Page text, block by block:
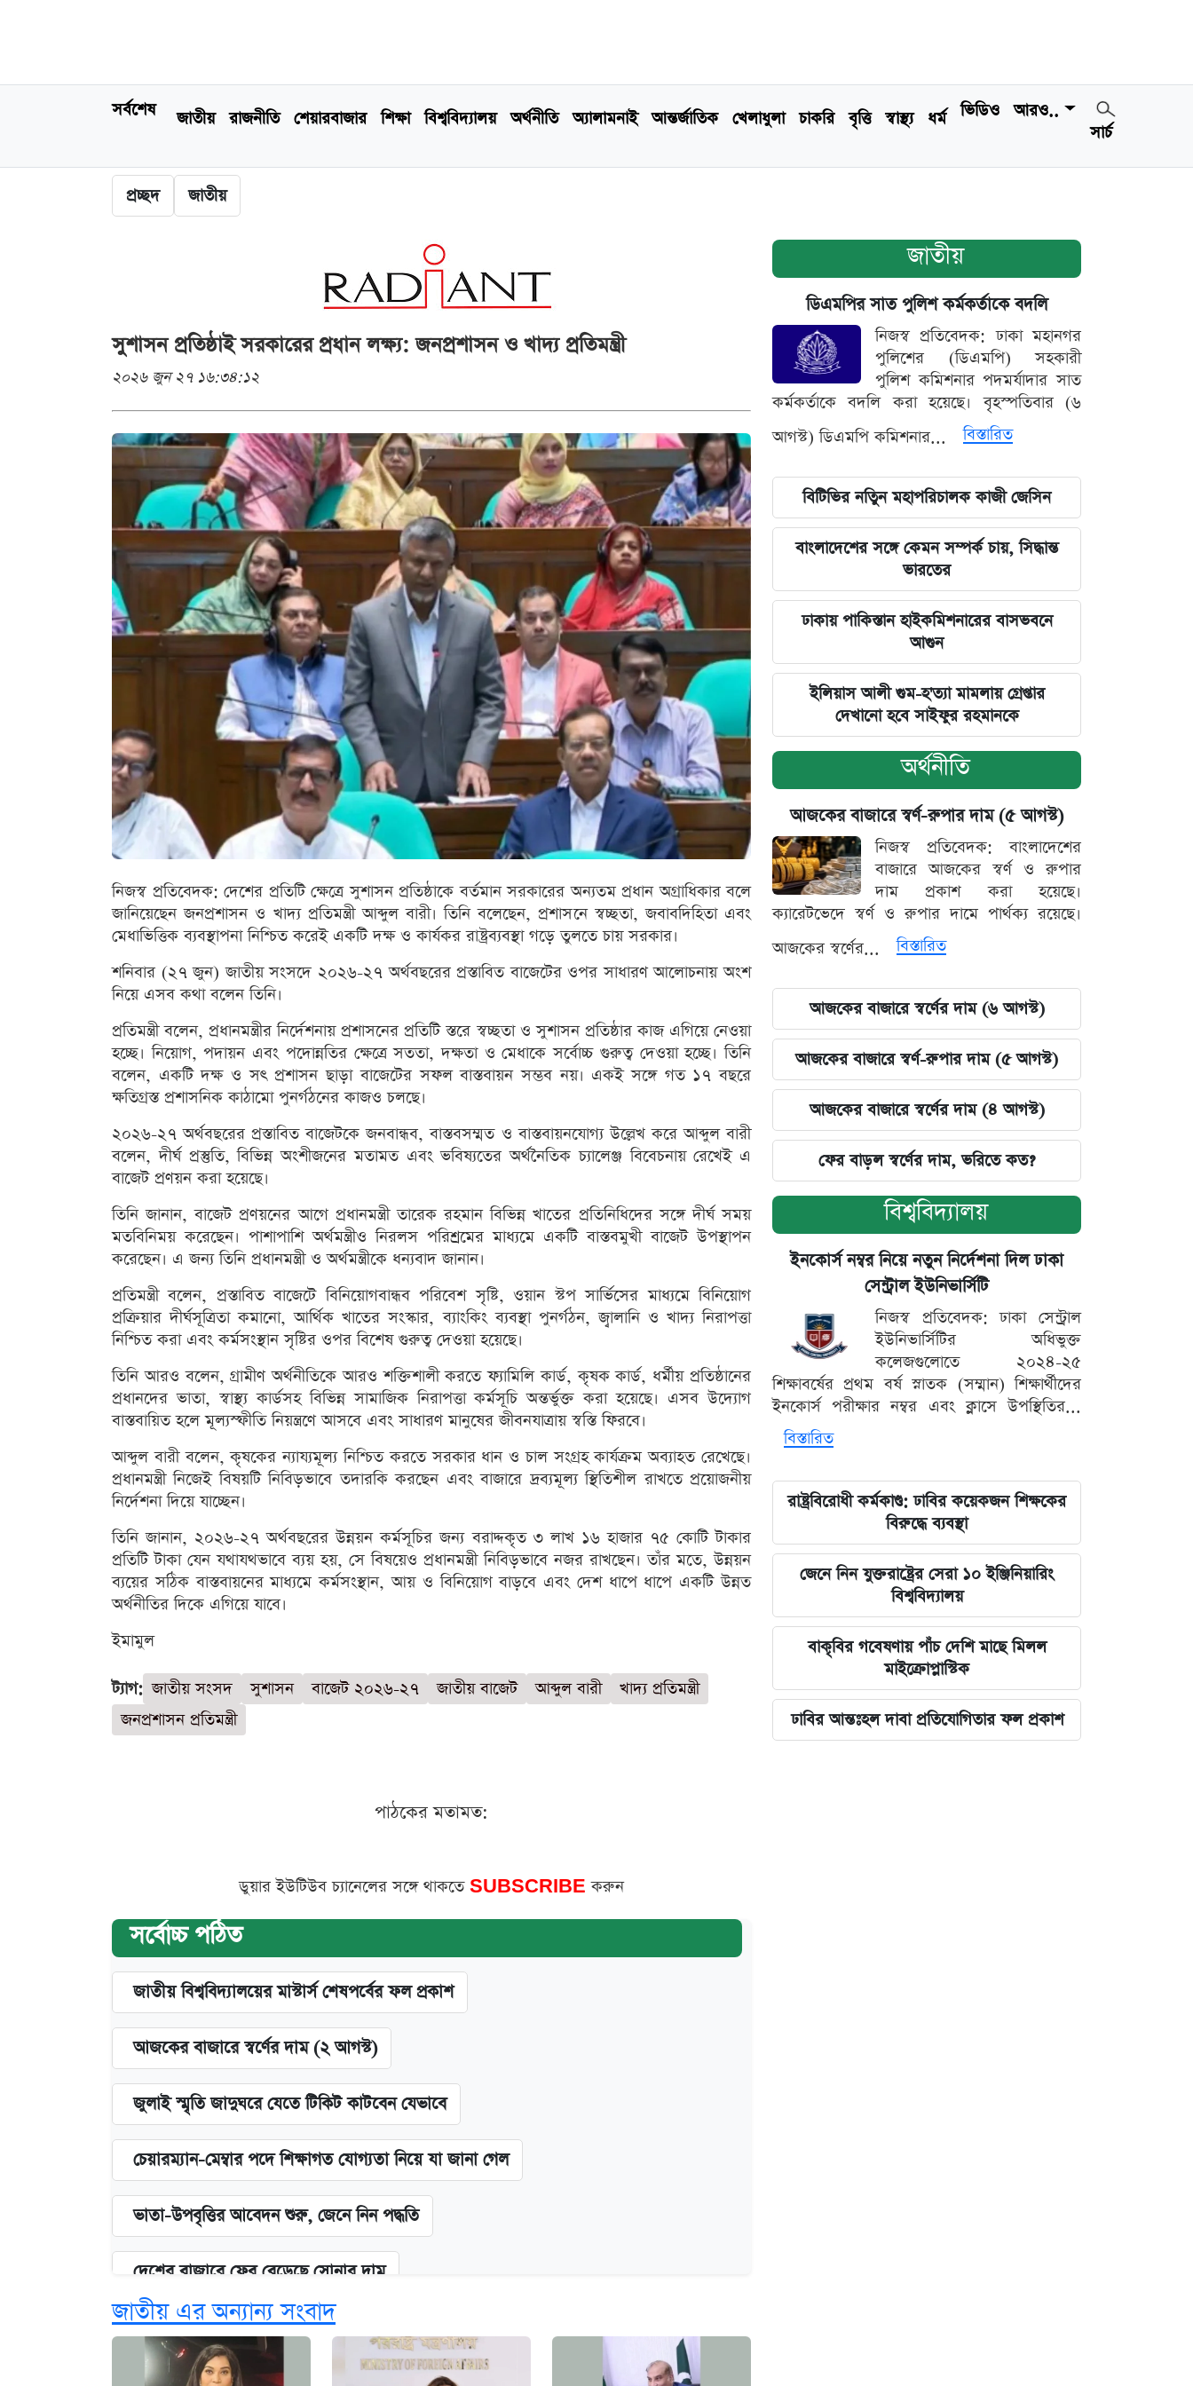
সর্বশেষ জাতীয় রাজনীতি শেয়ারবাজার শিক্ষা বিশ্ববিদ্যালয় অর্থনীতি অ্যালামনাই আন্তর্জাতিক খেলাধুলা চাকরি বৃত্তি স্বাস্থ্য ধর্ম ভিডিও
আরও..
সার্চ
প্রচ্ছদ জাতীয়
সুশাসন প্রতিষ্ঠাই সরকারের প্রধান লক্ষ্য: জনপ্রশাসন ও খাদ্য প্রতিমন্ত্রী
২০২৬ জুন ২৭ ১৬:৩৪:১২
নিজস্ব প্রতিবেদক: দেশের প্রতিটি ক্ষেত্রে সুশাসন প্রতিষ্ঠাকে বর্তমান সরকারের অন্যতম প্রধান অগ্রাধিকার বলে
জানিয়েছেন জনপ্রশাসন ও খাদ্য প্রতিমন্ত্রী আব্দুল বারী। তিনি বলেছেন, প্রশাসনে স্বচ্ছতা, জবাবদিহিতা এবং
মেধাভিত্তিক ব্যবস্থাপনা নিশ্চিত করেই একটি দক্ষ ও কার্যকর রাষ্ট্রব্যবস্থা গড়ে তুলতে চায় সরকার।
শনিবার (২৭ জুন) জাতীয় সংসদে ২০২৬-২৭ অর্থবছরের প্রস্তাবিত বাজেটের ওপর সাধারণ আলোচনায় অংশ
নিয়ে এসব কথা বলেন তিনি।
প্রতিমন্ত্রী বলেন, প্রধানমন্ত্রীর নির্দেশনায় প্রশাসনের প্রতিটি স্তরে স্বচ্ছতা ও সুশাসন প্রতিষ্ঠার কাজ এগিয়ে নেওয়া
হচ্ছে। নিয়োগ, পদায়ন এবং পদোন্নতির ক্ষেত্রে সততা, দক্ষতা ও মেধাকে সর্বোচ্চ গুরুত্ব দেওয়া হচ্ছে। তিনি
বলেন, একটি দক্ষ ও সৎ প্রশাসন ছাড়া বাজেটের সফল বাস্তবায়ন সম্ভব নয়। একই সঙ্গে গত ১৭ বছরে
ক্ষতিগ্রস্ত প্রশাসনিক কাঠামো পুনর্গঠনের কাজও চলছে।
২০২৬-২৭ অর্থবছরের প্রস্তাবিত বাজেটকে জনবান্ধব, বাস্তবসম্মত ও বাস্তবায়নযোগ্য উল্লেখ করে আব্দুল বারী
বলেন, দীর্ঘ প্রস্তুতি, বিভিন্ন অংশীজনের মতামত এবং ভবিষ্যতের অর্থনৈতিক চ্যালেঞ্জ বিবেচনায় রেখেই এ
বাজেট প্রণয়ন করা হয়েছে।
তিনি জানান, বাজেট প্রণয়নের আগে প্রধানমন্ত্রী তারেক রহমান বিভিন্ন খাতের প্রতিনিধিদের সঙ্গে দীর্ঘ সময়
মতবিনিময় করেছেন। পাশাপাশি অর্থমন্ত্রীও নিরলস পরিশ্রমের মাধ্যমে একটি বাস্তবমুখী বাজেট উপস্থাপন
করেছেন। এ জন্য তিনি প্রধানমন্ত্রী ও অর্থমন্ত্রীকে ধন্যবাদ জানান।
প্রতিমন্ত্রী বলেন, প্রস্তাবিত বাজেটে বিনিয়োগবান্ধব পরিবেশ সৃষ্টি, ওয়ান স্টপ সার্ভিসের মাধ্যমে বিনিয়োগ
প্রক্রিয়ার দীর্ঘসূত্রিতা কমানো, আর্থিক খাতের সংস্কার, ব্যাংকিং ব্যবস্থা পুনর্গঠন, জ্বালানি ও খাদ্য নিরাপত্তা
নিশ্চিত করা এবং কর্মসংস্থান সৃষ্টির ওপর বিশেষ গুরুত্ব দেওয়া হয়েছে।
তিনি আরও বলেন, গ্রামীণ অর্থনীতিকে আরও শক্তিশালী করতে ফ্যামিলি কার্ড, কৃষক কার্ড, ধর্মীয় প্রতিষ্ঠানের
প্রধানদের ভাতা, স্বাস্থ্য কার্ডসহ বিভিন্ন সামাজিক নিরাপত্তা কর্মসূচি অন্তর্ভুক্ত করা হয়েছে। এসব উদ্যোগ
বাস্তবায়িত হলে মূল্যস্ফীতি নিয়ন্ত্রণে আসবে এবং সাধারণ মানুষের জীবনযাত্রায় স্বস্তি ফিরবে।
আব্দুল বারী বলেন, কৃষকের ন্যায্যমূল্য নিশ্চিত করতে সরকার ধান ও চাল সংগ্রহ কার্যক্রম অব্যাহত রেখেছে।
প্রধানমন্ত্রী নিজেই বিষয়টি নিবিড়ভাবে তদারকি করছেন এবং বাজারে দ্রব্যমূল্য স্থিতিশীল রাখতে প্রয়োজনীয়
নির্দেশনা দিয়ে যাচ্ছেন।
তিনি জানান, ২০২৬-২৭ অর্থবছরের উন্নয়ন কর্মসূচির জন্য বরাদ্দকৃত ৩ লাখ ১৬ হাজার ৭৫ কোটি টাকার
প্রতিটি টাকা যেন যথাযথভাবে ব্যয় হয়, সে বিষয়েও প্রধানমন্ত্রী নিবিড়ভাবে নজর রাখছেন। তাঁর মতে, উন্নয়ন
ব্যয়ের সঠিক বাস্তবায়নের মাধ্যমে কর্মসংস্থান, আয় ও বিনিয়োগ বাড়বে এবং দেশ ধাপে ধাপে একটি উন্নত
অর্থনীতির দিকে এগিয়ে যাবে।
ইমামুল
ট্যাগ: জাতীয় সংসদ সুশাসন বাজেট ২০২৬-২৭ জাতীয় বাজেট আব্দুল বারী
খাদ্য প্রতিমন্ত্রী
জনপ্রশাসন প্রতিমন্ত্রী
পাঠকের মতামত:
ডুয়ার ইউটিউব চ্যানেলের সঙ্গে থাকতে SUBSCRIBEকরুন
সর্বোচ্চ পঠিত
জাতীয় বিশ্ববিদ্যালয়ের মাস্টার্স শেষপর্বের ফল প্রকাশ
আজকের বাজারে স্বর্ণের দাম (২ আগস্ট)
জুলাই স্মৃতি জাদুঘরে যেতে টিকিট কাটবেন যেভাবে
চেয়ারম্যান-মেম্বার পদে শিক্ষাগত যোগ্যতা নিয়ে যা জানা গেল
ভাতা-উপবৃত্তির আবেদন শুরু, জেনে নিন পদ্ধতি
দেশের বাজারে ফের বেড়েছে সোনার দাম
‘গুলশানের চামেলি’ তে যৌনকর্মীর দালাল অ্যাডলফ খান
জাতীয় এর অন্যান্য সংবাদ
জাতীয়
ডিএমপির সাত পুলিশ কর্মকর্তাকে বদলি
নিজস্ব প্রতিবেদক: ঢাকা মহানগর
পুলিশের (ডিএমপি) সহকারী
পুলিশ কমিশনার পদমর্যাদার সাত
কর্মকর্তাকে বদলি করা হয়েছে। বৃহস্পতিবার (৬
আগস্ট) ডিএমপি কমিশনার...
বিস্তারিত
বিটিভির নতিুন মহাপরিচালক কাজী জেসিন
বাংলাদেশের সঙ্গে কেমন সম্পর্ক চায়, সিদ্ধান্ত
ভারতের
ঢাকায় পাকিস্তান হাইকমিশনারের বাসভবনে
আগুন
ইলিয়াস আলী গুম-হ'ত্যা মামলায় গ্রেপ্তার
দেখানো হবে সাইফুর রহমানকে
অর্থনীতি
আজকের বাজারে স্বর্ণ-রুপার দাম (৫ আগস্ট)
নিজস্ব প্রতিবেদক: বাংলাদেশের
বাজারে আজকের স্বর্ণ ও রুপার
দাম প্রকাশ করা হয়েছে।
ক্যারেটভেদে স্বর্ণ ও রুপার দামে পার্থক্য রয়েছে।
আজকের স্বর্ণের...
বিস্তারিত
আজকের বাজারে স্বর্ণের দাম (৬ আগস্ট)
আজকের বাজারে স্বর্ণ-রুপার দাম (৫ আগস্ট)
আজকের বাজারে স্বর্ণের দাম (৪ আগস্ট)
ফের বাড়ল স্বর্ণের দাম, ভরিতে কত?
বিশ্ববিদ্যালয়
ইনকোর্স নম্বর নিয়ে নতুন নির্দেশনা দিল ঢাকা
সেন্ট্রাল ইউনিভার্সিটি
নিজস্ব প্রতিবেদক: ঢাকা সেন্ট্রাল
ইউনিভার্সিটির অধিভুক্ত
কলেজগুলোতে ২০২৪-২৫
শিক্ষাবর্ষের প্রথম বর্ষ স্নাতক (সম্মান) শিক্ষার্থীদের
ইনকোর্স পরীক্ষার নম্বর এবং ক্লাসে উপস্থিতির...
বিস্তারিত
রাষ্ট্রবিরোধী কর্মকাণ্ড: ঢাবির কয়েকজন শিক্ষকের
বিরুদ্ধে ব্যবস্থা
জেনে নিন যুক্তরাষ্ট্রের সেরা ১০ ইঞ্জিনিয়ারিং
বিশ্ববিদ্যালয়
বাকৃবির গবেষণায় পাঁচ দেশি মাছে মিলল
মাইক্রোপ্লাস্টিক
ঢাবির আন্তঃহল দাবা প্রতিযোগিতার ফল প্রকাশ